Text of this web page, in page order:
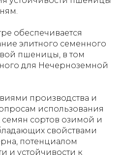
обеспечивается
элитного семенного
пшеницы, в том
для Нечерноземной
производства и
использования
семян сортов озимой и
свойствами
потенциалом
и устойчивости к